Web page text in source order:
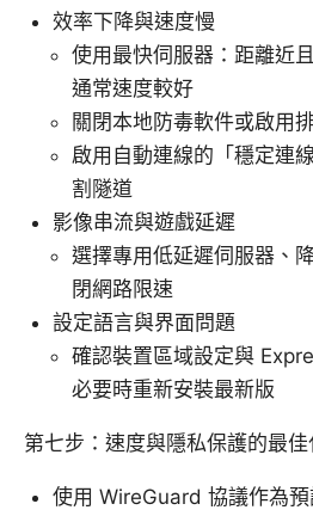
效率下降與速度慢
使用最快伺服器：距離近
通常速度較好
關閉本地防毒軟件或啟用
啟用自動連線的「穩定連
割隧道
影像串流與遊戲延遲
選擇專用低延遲伺服器、
閉網路限速
設定語言與界面問題
確認裝置區域設定與
必要時重新安裝最新版
第七步：速度與隱私保護的最
使用 WireGuard 協議作為